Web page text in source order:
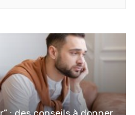
: des conseils à donner